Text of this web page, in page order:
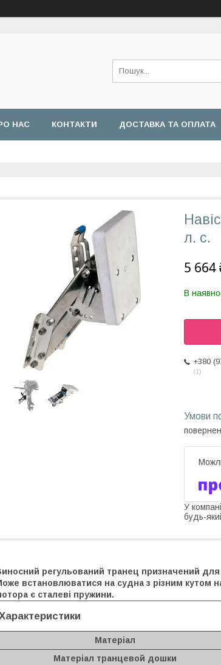
НАС КОНТАКТИ ДОСТАВКА ТА ОПЛАТА
л. с.
5 664
В
+380
1
У
будь-
регульований транец призначений для
встановлюватися на судна з різним кутом
є сталеві пружини.
Матеріал
Матеріал транцевой дошки